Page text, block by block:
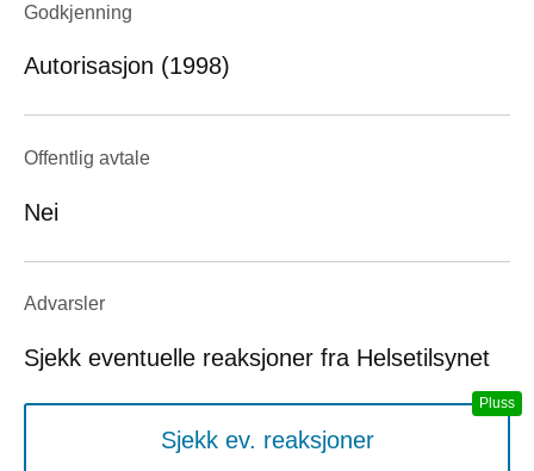
Godkjenning
Autorisasjon (1998)
Offentlig avtale
Nei
Advarsler
Sjekk eventuelle reaksjoner fra Helsetilsynet
Sjekk ev. reaksjoner